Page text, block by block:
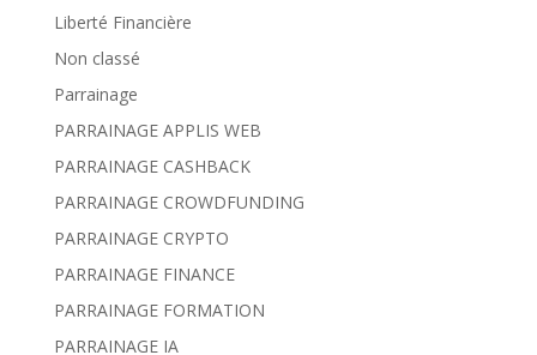
Liberté Financière
Non classé
Parrainage
PARRAINAGE APPLIS WEB
PARRAINAGE CASHBACK
PARRAINAGE CROWDFUNDING
PARRAINAGE CRYPTO
PARRAINAGE FINANCE
PARRAINAGE FORMATION
PARRAINAGE IA